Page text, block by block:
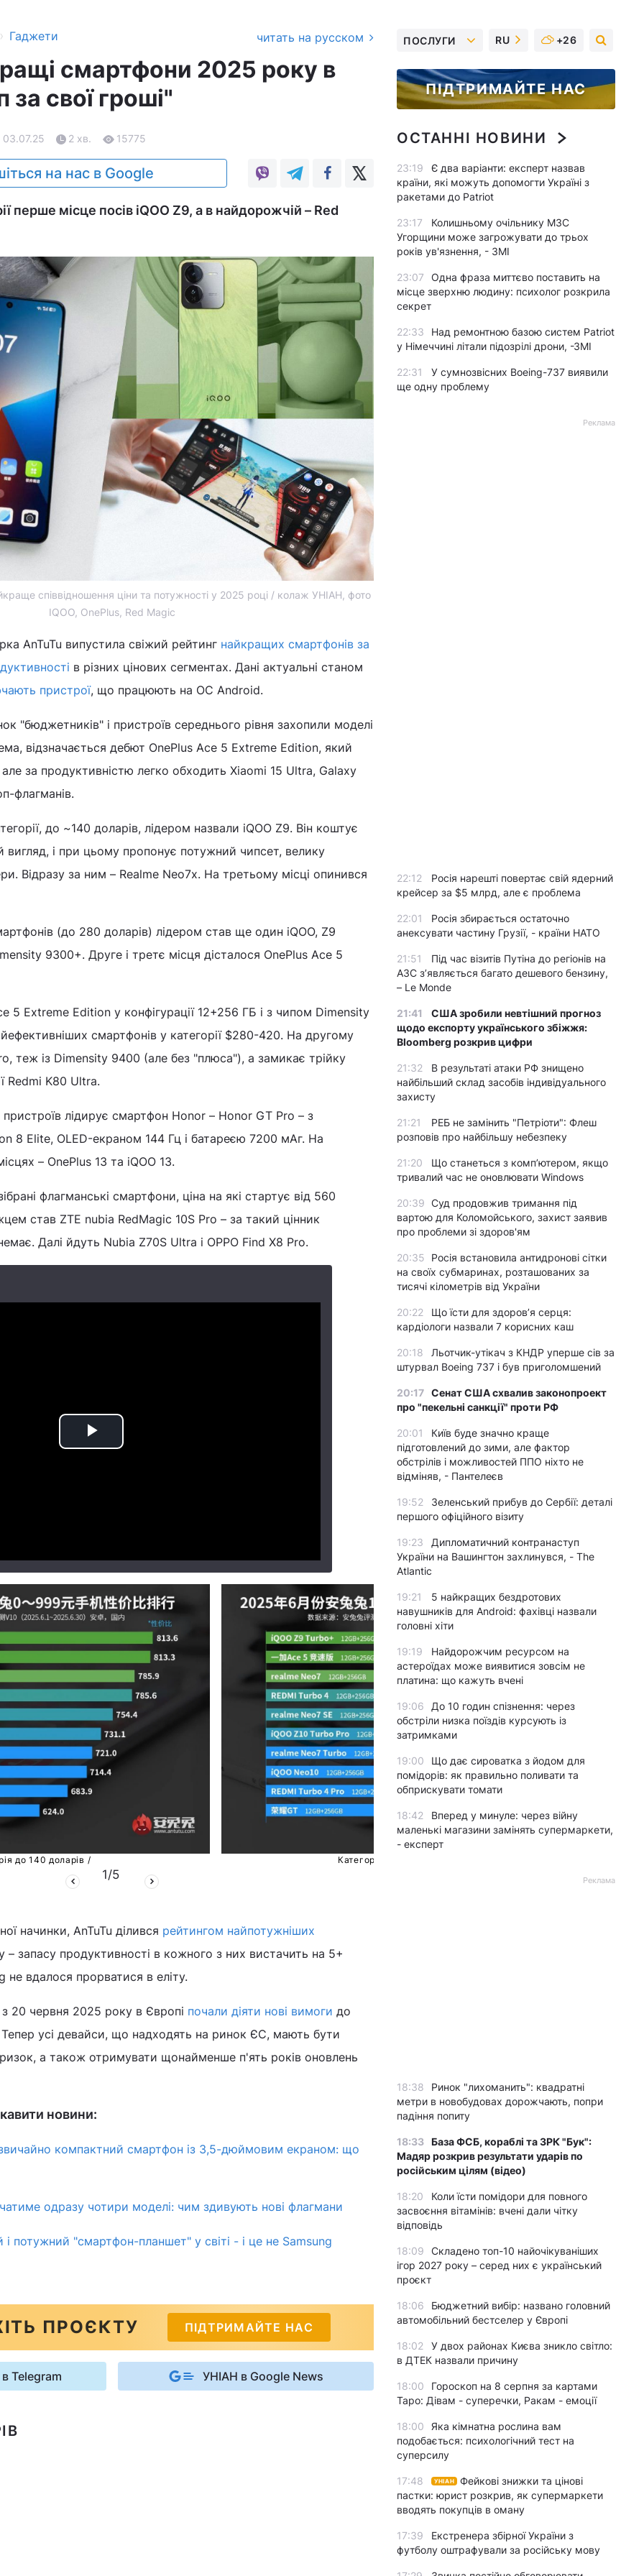
› Гаджети читать на русском
смартфони 2025 року в
за свої гроші"
03.07.25 2 хв. 15775
на нас в Google
перше місце посів iQOO Z9, а в найдорожчій – Red
співвідношення ціни та потужності у 2025 році / колаж УНІАН, фото
IQOO, OnePlus, Red Magic
AnTuTu випустила свіжий рейтинг найкращих смартфонів за
в різних цінових сегментах. Дані актуальні станом
пристрої, що працюють на OC Android.
"бюджетників" і пристроїв середнього рівня захопили моделі
відзначається дебют OnePlus Ace 5 Extreme Edition, який
за продуктивністю легко обходить Xiaomi 15 Ultra, Galaxy
флагманів.
до ~140 доларів, лідером назвали iQOO Z9. Він коштує
вигляд, і при цьому пропонує потужний чипсет, велику
Відразу за ним – Realme Neo7x. На третьому місці опинився
(до 280 доларів) лідером став ще один iQOO, Z9
9300+. Друге і третє місця дісталося OnePlus Ace 5
5 Extreme Edition у конфігурації 12+256 ГБ і з чипом Dimensity
смартфонів у категорії $280-420. На другому
теж із Dimensity 9400 (але без "плюса"), а замикає трійку
Redmi K80 Ultra.
лідирує смартфон Honor – Honor GT Pro – з
8 Elite, OLED-екраном 144 Гц і батареєю 7200 мАг. На
– OnePlus 13 та iQOO 13.
флагманські смартфони, ціна на які стартує від 560
став ZTE nubia RedMagic 10S Pro – за такий цінник
Далі йдуть Nubia Z70S Ultra і OPPO Find X8 Pro.
Play
до 140 доларів / Категорія до 280 доларів /
1/5
начинки, AnTuTu ділився рейтингом найпотужніших
– запасу продуктивності в кожного з них вистачить на 5+
не вдалося прорватися в еліту.
20 червня 2025 року в Європі почали діяти нові вимоги до
усі девайси, що надходять на ринок ЄС, мають бути
а також отримувати щонайменше п'ять років оновлень
новини:
компактний смартфон із 3,5-дюймовим екраном: що
одразу чотири моделі: чим здивують нові флагмани
потужний "смартфон-планшет" у світі - і це не Samsung
ПРОЄКТУ ПІДТРИМАЙТЕ НАС
Telegram УНІАН в Google News
ПОСЛУГИ RU +26
ПІДТРИМАЙТЕ НАС
ОСТАННІ НОВИНИ
23:19
Є два варіанти: експерт назвав
країни, які можуть допомогти Україні з
ракетами до Patriot
23:17
Колишньому очільнику МЗС
Угорщини може загрожувати до трьох
років ув'язнення, - ЗМІ
23:07
Одна фраза миттєво поставить на
місце зверхню людину: психолог розкрила
секрет
22:33
Над ремонтною базою систем Patriot
у Німеччині літали підозрілі дрони, -ЗМІ
22:31
У сумнозвісних Boeing-737 виявили
ще одну проблему
Реклама
22:12
Росія нарешті повертає свій ядерний
крейсер за $5 млрд, але є проблема
22:01
Росія збирається остаточно
анексувати частину Грузії, - країни НАТО
21:51
Під час візитів Путіна до регіонів на
АЗС з’являється багато дешевого бензину,
– Le Monde
21:41
США зробили невтішний прогноз
щодо експорту українського збіжжя:
Bloomberg розкрив цифри
21:32
В результаті атаки РФ знищено
найбільший склад засобів індивідуального
захисту
21:21
РЕБ не замінить "Петріоти": Флеш
розповів про найбільшу небезпеку
21:20
Що станеться з комп’ютером, якщо
тривалий час не оновлювати Windows
20:39 Суд продовжив тримання під
вартою для Коломойського, захист заявив
про проблеми зі здоров'ям
20:35
Росія встановила антидронові сітки
на своїх субмаринах, розташованих за
тисячі кілометрів від України
20:22
Що їсти для здоров’я серця:
кардіологи назвали 7 корисних каш
20:18
Льотчик-утікач з КНДР уперше сів за
штурвал Boeing 737 і був приголомшений
20:17 Сенат США схвалив законопроект
про "пекельні санкції" проти РФ
20:01
Київ буде значно краще
підготовлений до зими, але фактор
обстрілів і можливостей ППО ніхто не
відміняв, - Пантелеєв
19:52
Зеленський прибув до Сербії: деталі
першого офіційного візиту
19:23
Дипломатичний контранаступ
України на Вашингтон захлинувся, - The
Atlantic
19:21
5 найкращих бездротових
навушників для Android: фахівці назвали
головні хіти
19:19
Найдорожчим ресурсом на
астероїдах може виявитися зовсім не
платина: що кажуть вчені
19:06
До 10 годин спізнення: через
обстріли низка поїздів курсують із
затримками
19:00
Що дає сироватка з йодом для
помідорів: як правильно поливати та
обприскувати томати
18:42
Вперед у минуле: через війну
маленькі магазини замінять супермаркети,
- експерт
Реклама
18:38
Ринок "лихоманить": квадратні
метри в новобудовах дорожчають, попри
падіння попиту
18:33 База ФСБ, кораблі та ЗРК "Бук":
Мадяр розкрив результати ударів по
російським цілям (відео)
18:20
Коли їсти помідори для повного
засвоєння вітамінів: вчені дали чітку
відповідь
18:09
Складено топ-10 найочікуваніших
ігор 2027 року – серед них є український
проєкт
18:06
Бюджетний вибір: названо головний
автомобільний бестселер у Європі
18:02
У двох районах Києва зникло світло:
в ДТЕК назвали причину
18:00
Гороскоп на 8 серпня за картами
Таро: Дівам - суперечки, Ракам - емоції
18:00
Яка кімнатна рослина вам
подобається: психологічний тест на
суперсилу
17:48 УНІАН
Фейкові знижки та цінові
пастки: юрист розкрив, як супермаркети
вводять покупців в оману
17:39
Екстренера збірної України з
футболу оштрафували за російську мову